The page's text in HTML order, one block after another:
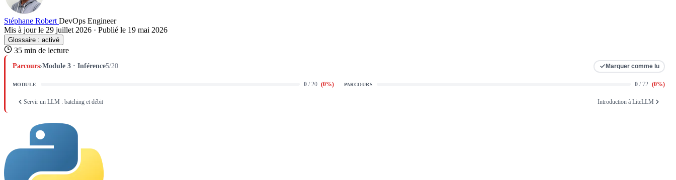
Stéphane Robert DevOps Engineer
Mis à jour le 29 juillet 2026 · Publié le 19 mai 2026
Glossaire : activé
35 min de lecture
Parcours›Module 3 · Inférence5/20 Marquer comme lu
MODULE 0 / 20 (0%) PARCOURS 0 / 72 (0%)
Servir un LLM : batching et débit Introduction à LiteLLM